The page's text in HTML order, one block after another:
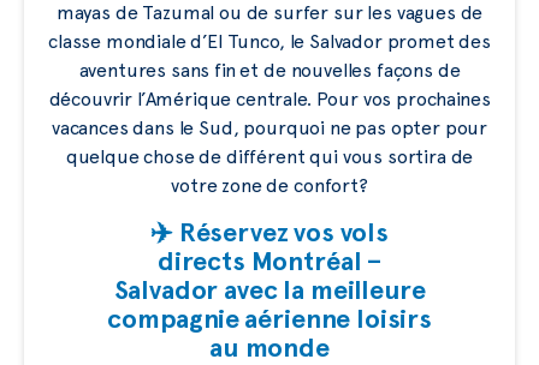
mayas de Tazumal ou de surfer sur les vagues de
classe mondiale d’El Tunco, le Salvador promet des
aventures sans fin et de nouvelles façons de
découvrir l’Amérique centrale. Pour vos prochaines
vacances dans le Sud, pourquoi ne pas opter pour
quelque chose de différent qui vous sortira de
votre zone de confort?
✈️ Réservez vos vols
directs Montréal –
Salvador avec la meilleure
compagnie aérienne loisirs
au monde